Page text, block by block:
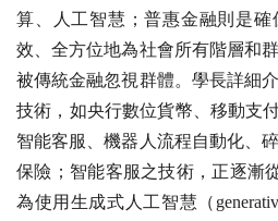
算、人工智慧；普惠金融則是
效、全方位地為社會所有階層和
被傳統金融忽視群體。學長詳細
技術，如央行數位貨幣、移動支
智能客服、機器人流程自動化、
保險；智能客服之技術，正逐漸
為使用生成式人工智慧（